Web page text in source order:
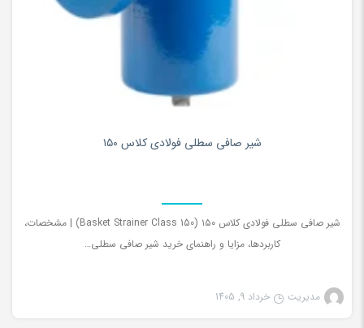
شیر صافی سطلی فولادی کلاس ۱۵۰
شیر صافی سطلی فولادی کلاس ۱۵۰ (Basket Strainer Class 150) | مشخصات،
کاربردها، مزایا و راهنمای خرید شیر صافی سطلی…
مدیریت خرداد 9, 1405